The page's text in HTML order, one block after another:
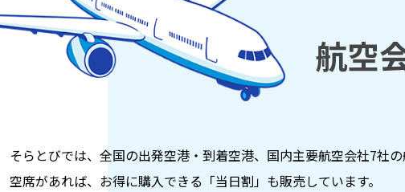
航空
そらとびでは、全国の出発空港・到着空港、国内主要航空会社7社の
空席があれば、お得に購入できる「当日割」も販売しています。